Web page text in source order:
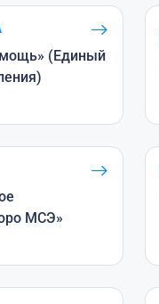
(Единый
МСЭ»